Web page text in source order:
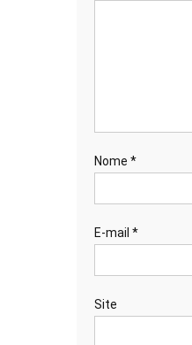
Nome *
E-mail *
Site